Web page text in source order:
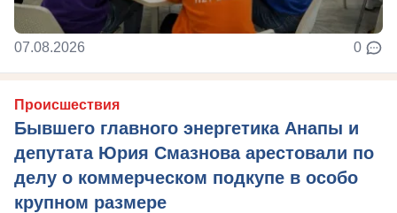
07.08.2026 0
Происшествия
Бывшего главного энергетика Анапы и
депутата Юрия Смазнова арестовали по
делу о коммерческом подкупе в особо
крупном размере